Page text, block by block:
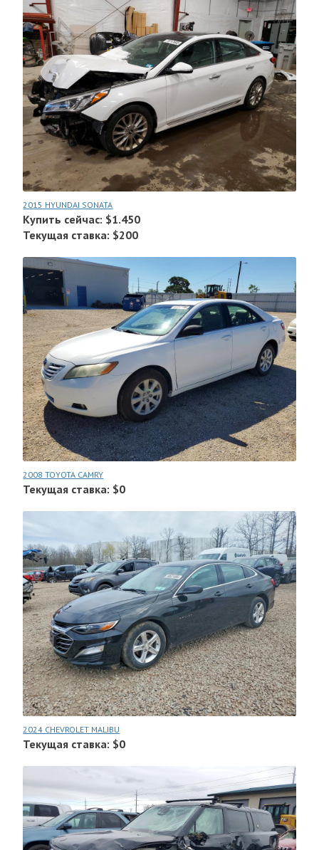
2015 HYUNDAI SONATA
Купить сейчас: $1.450
Текущая ставка: $200
2008 TOYOTA CAMRY
Текущая ставка: $0
2024 CHEVROLET MALIBU
Текущая ставка: $0